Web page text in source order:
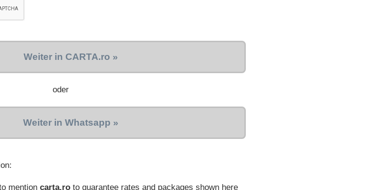
Weiter in CARTA.ro »
oder
Weiter in Whatsapp »
mention carta.ro to guarantee rates and packages shown here